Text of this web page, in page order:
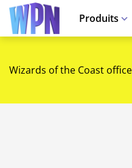
Produits
Wizards of the Coast